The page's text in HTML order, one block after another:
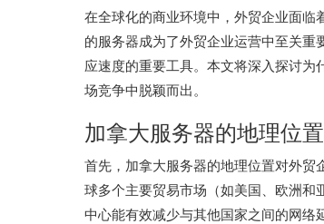
在全球化的商业环境中，外贸企业面
的服务器成为了外贸企业运营中至关
应速度的重要工具。本文将深入探讨
场竞争中脱颖而出。
加拿大服务器的地理位
首先， 加拿大服务器的地理位置对外贸
球多个主要贸易市场（如美国、欧洲
中心能有效减少与其他国家之间的网络